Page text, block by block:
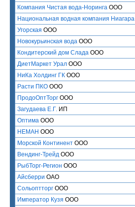
Компания Чистая вода-Норинга ООО
Национальная водная компания Ниагара
Угорская ООО
Новокурьинская вода ООО
Кондитерский дом Слада ООО
ДиетМаркет Урал ООО
НиКа Холдинг ГК ООО
Расти ПКО ООО
ПродоОптТорг ООО
Загудаева Е.Г. ИП
Оптима ООО
НЕМАН ООО
Морской Континент ООО
Вендинг-Трейд ООО
РыбТорг-Регион ООО
Айсберри ОАО
Сольоптторг ООО
Император Кузя ООО